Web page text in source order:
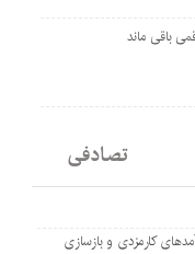
باقی ماند
تصادفی
کارمزدی و بازسازی